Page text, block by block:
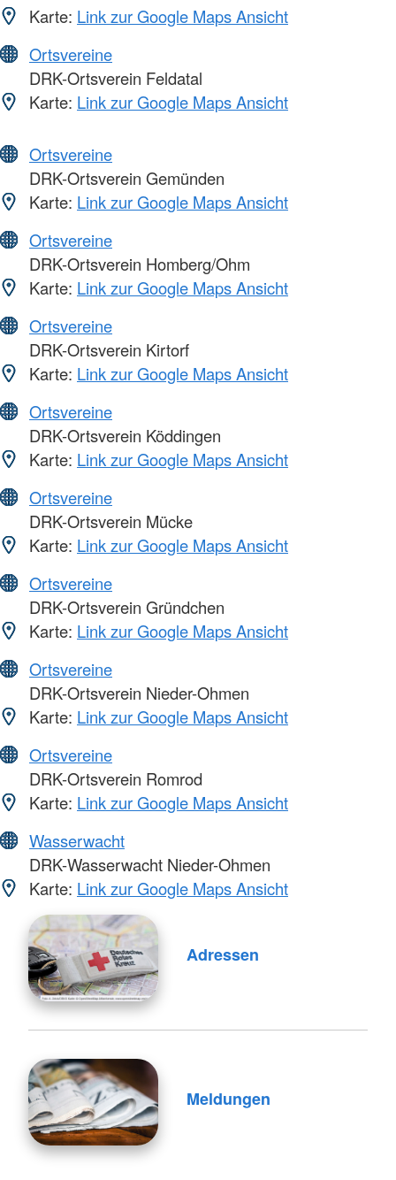
Karte: Link zur Google Maps Ansicht
Ortsvereine
DRK-Ortsverein Feldatal
Karte: Link zur Google Maps Ansicht
Ortsvereine
DRK-Ortsverein Gemünden
Karte: Link zur Google Maps Ansicht
Ortsvereine
DRK-Ortsverein Homberg/Ohm
Karte: Link zur Google Maps Ansicht
Ortsvereine
DRK-Ortsverein Kirtorf
Karte: Link zur Google Maps Ansicht
Ortsvereine
DRK-Ortsverein Köddingen
Karte: Link zur Google Maps Ansicht
Ortsvereine
DRK-Ortsverein Mücke
Karte: Link zur Google Maps Ansicht
Ortsvereine
DRK-Ortsverein Gründchen
Karte: Link zur Google Maps Ansicht
Ortsvereine
DRK-Ortsverein Nieder-Ohmen
Karte: Link zur Google Maps Ansicht
Ortsvereine
DRK-Ortsverein Romrod
Karte: Link zur Google Maps Ansicht
Wasserwacht
DRK-Wasserwacht Nieder-Ohmen
Karte: Link zur Google Maps Ansicht
Adressen
Meldungen